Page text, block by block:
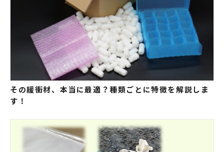
その緩衝材、本当に最適？種類ごとに特徴を解説しま
す！